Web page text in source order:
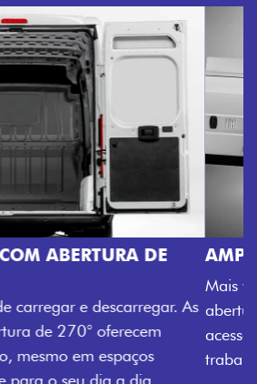
DA PORTA LATERAL
o seu carregamento. A ampla
do Novo Ducato facilita o
tempo e tornando o
onde quer que você esteja.